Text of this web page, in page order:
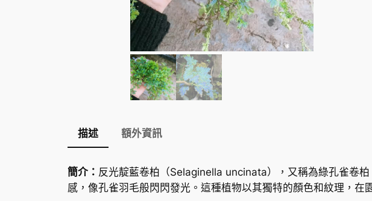
描述 額外資訊
簡介： 反光靛藍卷柏（Selaginella uncinata），又稱為綠孔雀卷
感，像孔雀羽毛般閃閃發光。這種植物以其獨特的顏色和紋理，在